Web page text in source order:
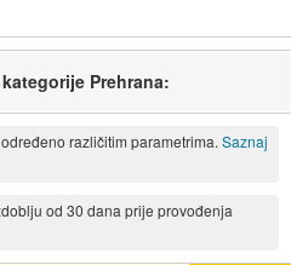
Prehrana:
različitim parametrima. Saznaj
od 30 dana prije provođenja